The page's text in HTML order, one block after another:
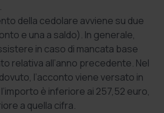
della cedolare avviene su due
e una a saldo). In generale,
in caso di mancata base
relativa all’anno precedente. Nel
l’acconto viene versato in
è inferiore ai 257,52 euro,
a quella cifra.